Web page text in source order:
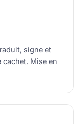
signe et
Mise en